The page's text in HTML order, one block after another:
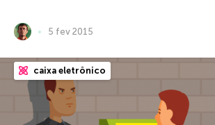
5 fev 2015
caixa eletrônico